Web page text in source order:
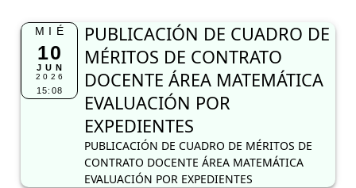
MIÉ
10
JUN
2026
15:08
PUBLICACIÓN DE CUADRO DE
MÉRITOS DE CONTRATO
DOCENTE ÁREA MATEMÁTICA
EVALUACIÓN POR
EXPEDIENTES
PUBLICACIÓN DE CUADRO DE MÉRITOS DE
CONTRATO DOCENTE ÁREA MATEMÁTICA
EVALUACIÓN POR EXPEDIENTES